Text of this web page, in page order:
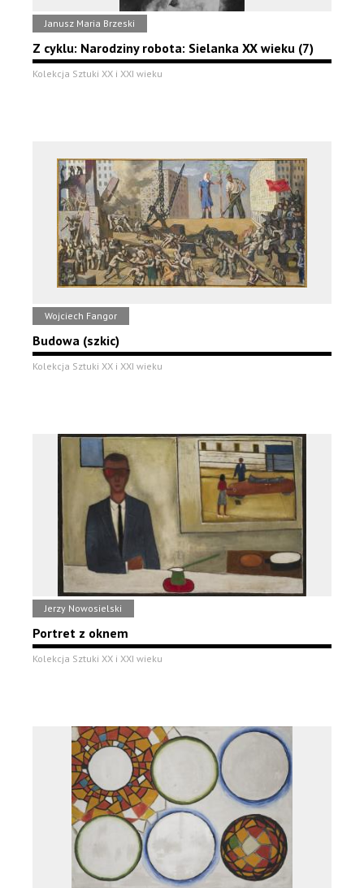
Janusz Maria Brzeski
Z cyklu: Narodziny robota: Sielanka XX wieku (7)
Kolekcja Sztuki XX i XXI wieku
Wojciech Fangor
Budowa (szkic)
Kolekcja Sztuki XX i XXI wieku
Jerzy Nowosielski
Portret z oknem
Kolekcja Sztuki XX i XXI wieku